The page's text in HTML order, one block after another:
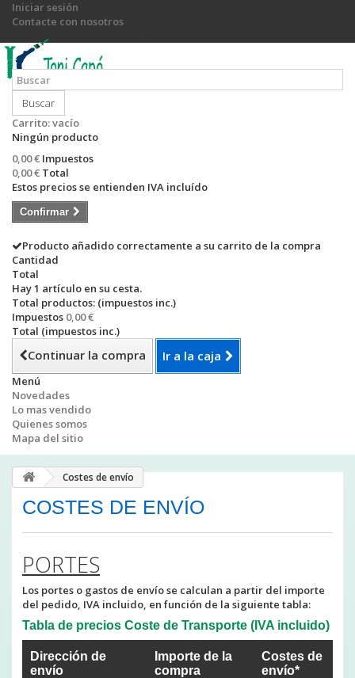
Iniciar sesión
Contacte con nosotros
Llámanos ahora:
Buscar
Carrito:vacío
Ningún producto
0,00 € Impuestos
0,00 € Total
Estos precios se entienden IVA incluído
Confirmar
Producto añadido correctamente a su carrito de la compra
Cantidad
Total
Hay 1 artículo en su cesta.
Total productos: (impuestos inc.)
Impuestos 0,00 €
Total (impuestos inc.)
Continuar la compra Ir a la caja
Menú
Novedades
Lo mas vendido
Quienes somos
Mapa del sitio
Costes de envío
COSTES DE ENVÍO
PORTES
Los portes o gastos de envío se calculan a partir del importe
del pedido, IVA incluido, en función de la siguiente tabla:
Tabla de precios Coste de Transporte (IVA incluido)
Dirección de
envío
Importe de la
compra
Costes de
envío*